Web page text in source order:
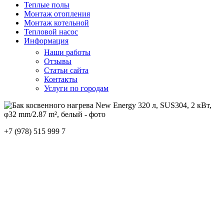
Теплые полы
Монтаж отопления
Монтаж котельной
Тепловой насос
Информация
Наши работы
Отзывы
Статьи сайта
Контакты
Услуги по городам
+7 (978) 515 999 7